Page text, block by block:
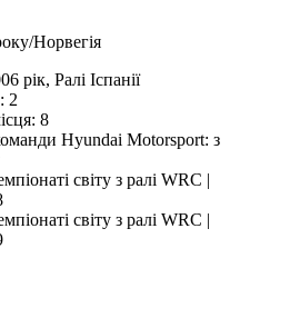
Норвегія
рік, Ралі Іспанії
2
8
Hyundai Motorsport: з